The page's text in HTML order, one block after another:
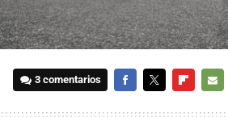
3 comentarios